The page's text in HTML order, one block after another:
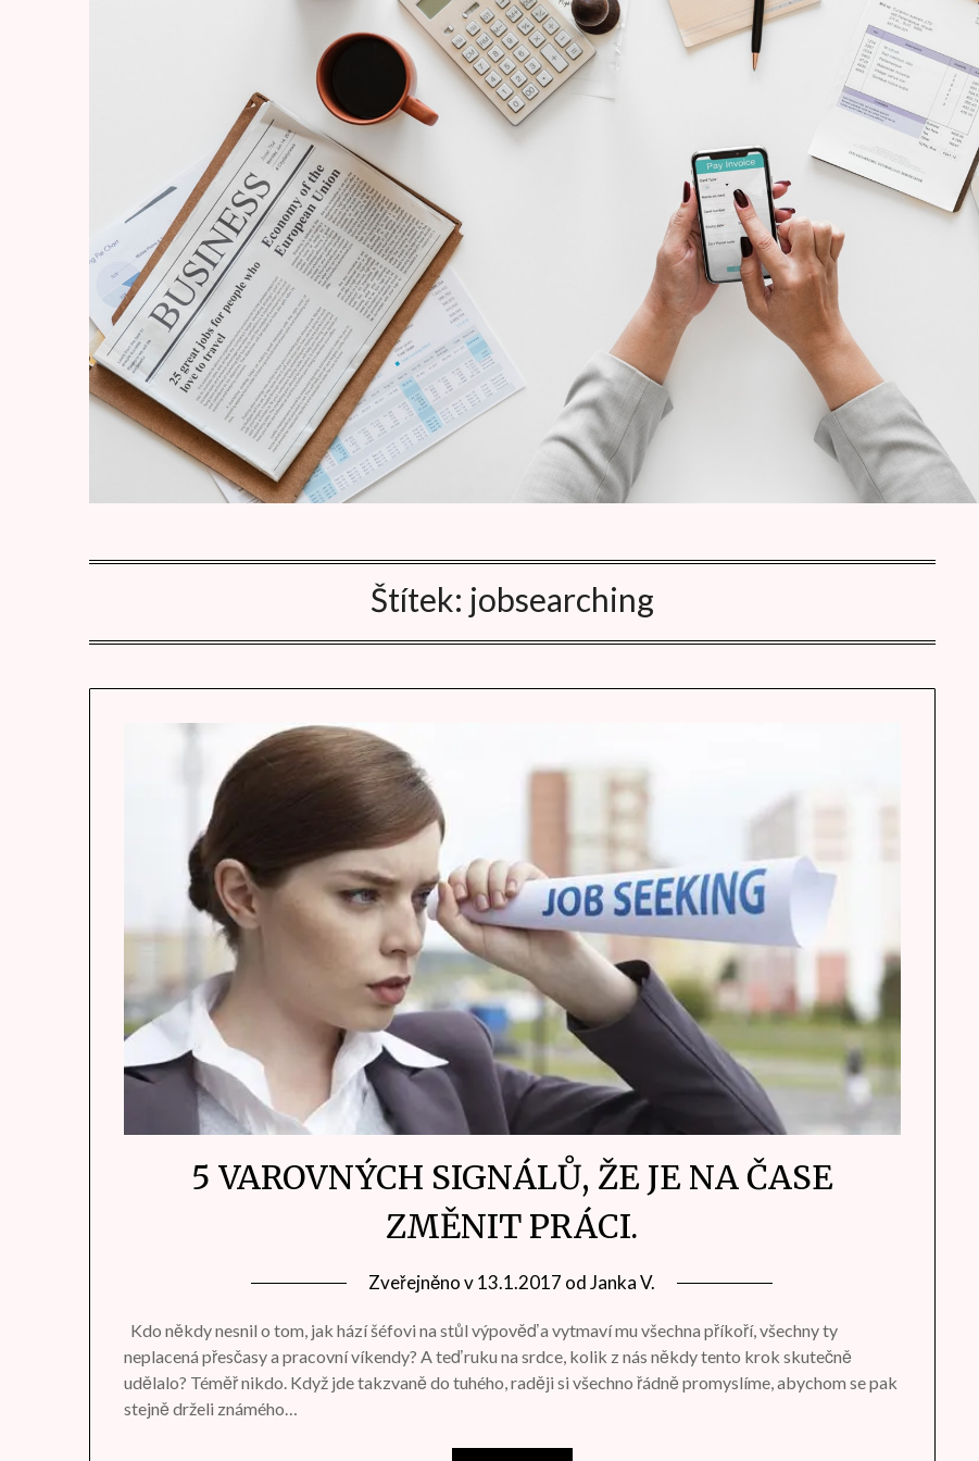
Štítek: jobsearching
5 VAROVNÝCH SIGNÁLŮ, ŽE JE NA ČASE
ZMĚNIT PRÁCI.
Zveřejněno v13.1.2017 odJanka V.
Kdo někdy nesnil o tom, jak hází šéfovi na stůl výpověď a vytmaví mu všechna příkoří, všechny ty
neplacená přesčasy a pracovní víkendy? A teď ruku na srdce, kolik z nás někdy tento krok skutečně
udělalo? Téměř nikdo. Když jde takzvaně do tuhého, raději si všechno řádně promyslíme, abychom se pak
stejně drželi známého…